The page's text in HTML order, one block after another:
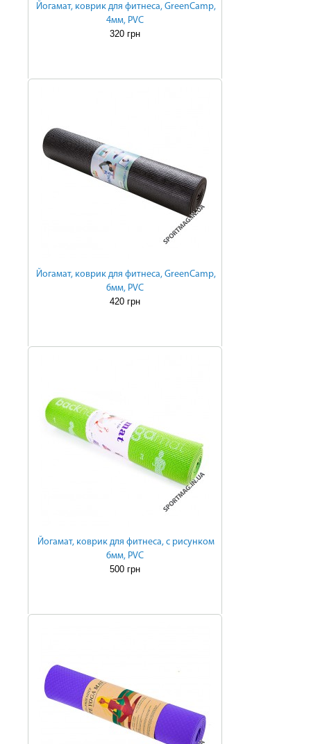
Йогамат, коврик для фитнеса, GreenCamp,
4мм, PVC
320 грн
Йогамат, коврик для фитнеса, GreenCamp,
6мм, PVC
420 грн
Йогамат, коврик для фитнеса, с рисунком
6мм, PVC
500 грн